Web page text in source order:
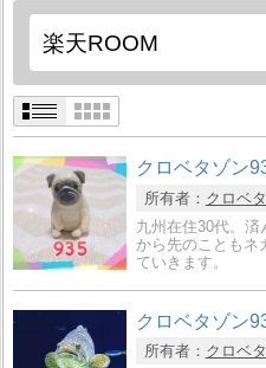
クロベタゾン
所有者： クロベ
九州在住30代。
から先のこともネ
ていきます。
クロベタゾン
所有者： クロベ